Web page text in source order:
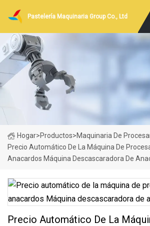
Pastelería Maquinaria Group Co., Ltd
Hogar>Productos>Maquinaria De
Precio Automático De La Máquina De
Anacardos Máquina Descascaradora De
Precio Automático De La